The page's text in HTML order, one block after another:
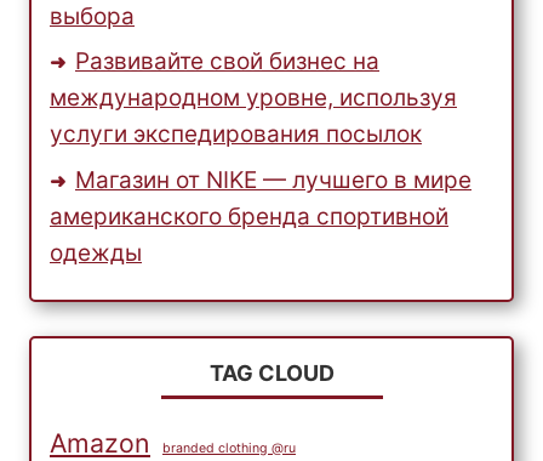
выбора
Развивайте свой бизнес на
международном уровне, используя
услуги экспедирования посылок
Магазин от NIKE — лучшего в мире
американского бренда спортивной
одежды
TAG CLOUD
Amazon branded clothing @ru